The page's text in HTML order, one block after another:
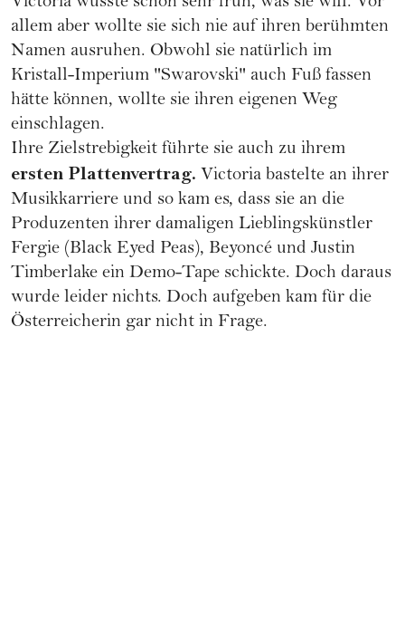
allem aber wollte sie sich nie auf ihren berühmten
Namen ausruhen. Obwohl sie natürlich im
Kristall-Imperium "Swarovski" auch Fuß fassen
hätte können, wollte sie ihren eigenen Weg
einschlagen.
Ihre Zielstrebigkeit führte sie auch zu ihrem
ersten Plattenvertrag. Victoria bastelte an ihrer
Musikkarriere und so kam es, dass sie an die
Produzenten ihrer damaligen Lieblingskünstler
Fergie (Black Eyed Peas), Beyoncé und Justin
Timberlake ein Demo-Tape schickte. Doch daraus
wurde leider nichts. Doch aufgeben kam für die
Österreicherin gar nicht in Frage.